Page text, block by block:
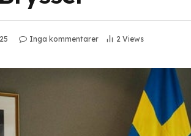
Inga kommentarer 2 Views